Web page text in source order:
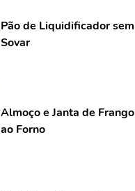
Pão de Liquidificador sem
Sovar
Almoço e Janta de Frango
ao Forno